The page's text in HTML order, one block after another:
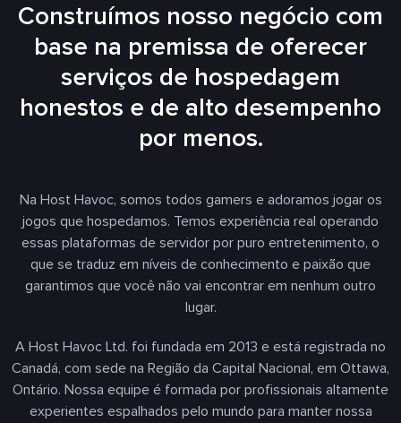
Construímos nosso negócio com
base na premissa de oferecer
serviços de hospedagem
honestos e de alto desempenho
por menos.
Na Host Havoc, somos todos gamers e adoramos jogar os
jogos que hospedamos. Temos experiência real operando
essas plataformas de servidor por puro entretenimento, o
que se traduz em níveis de conhecimento e paixão que
garantimos que você não vai encontrar em nenhum outro
lugar.
A Host Havoc Ltd. foi fundada em 2013 e está registrada no
Canadá, com sede na Região da Capital Nacional, em Ottawa,
Ontário. Nossa equipe é formada por profissionais altamente
experientes espalhados pelo mundo para manter nossa